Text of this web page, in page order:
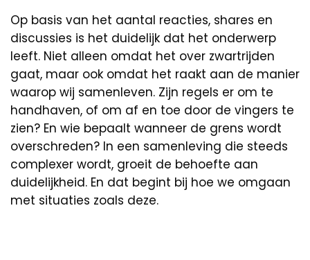
Op basis van het aantal reacties, shares en
discussies is het duidelijk dat het onderwerp
leeft. Niet alleen omdat het over zwartrijden
gaat, maar ook omdat het raakt aan de manier
waarop wij samenleven. Zijn regels er om te
handhaven, of om af en toe door de vingers te
zien? En wie bepaalt wanneer de grens wordt
overschreden? In een samenleving die steeds
complexer wordt, groeit de behoefte aan
duidelijkheid. En dat begint bij hoe we omgaan
met situaties zoals deze.